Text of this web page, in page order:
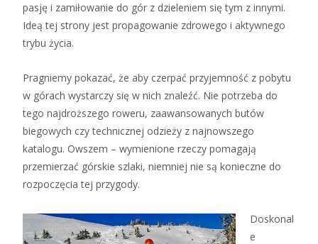
pasję i zamiłowanie do gór z dzieleniem się tym z innymi.
Ideą tej strony jest propagowanie zdrowego i aktywnego
trybu życia.
Pragniemy pokazać, że aby czerpać przyjemność z pobytu
w górach wystarczy się w nich znaleźć. Nie potrzeba do
tego najdroższego roweru, zaawansowanych butów
biegowych czy technicznej odzieży z najnowszego
katalogu. Owszem – wymienione rzeczy pomagają
przemierzać górskie szlaki, niemniej nie są konieczne do
rozpoczęcia tej przygody.
Doskonal
e